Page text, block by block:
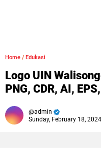
Home / Edukasi
Logo UIN
PNG, CDR, AI,
admin
Sunday, February 18,